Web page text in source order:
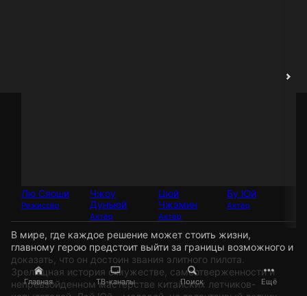
Главная ТВ-каналы Поиск Ещё
Лю Сяоши
Режиссёр
Чжоу
Дунъюй
Актёр
Цюй
Чжэмин
Актёр
Бу Юй
Актёр
В мире, где каждое решение может стоить жизни,
главному герою предстоит выйти за границы возможного и
доказать, что он достоин звания элитного пилота.
Зрелищная история о мужестве, самоотверженности и
непревзойденном мастерстве китайских летчиков-